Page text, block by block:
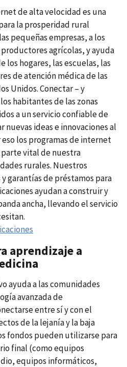
de alta velocidad es una
la prosperidad rural
pequeñas empresas, a los
agrícolas, y ayuda
los hogares, las escuelas, las
de atención médica de las
Unidos. Conectar – y
habitantes de las zonas
a un servicio confiable de
nuevas ideas e innovaciones al
los programas de internet
vital de nuestra
rurales. Nuestros
garantías de préstamos para
ayudan a construir y
ancha, llevando el servicio
aprendizaje a
ayuda a las comunidades
avanzada de
entre sí y con el
de la lejanía y la baja
fondos pueden utilizarse para
final (como equipos
equipos informáticos,